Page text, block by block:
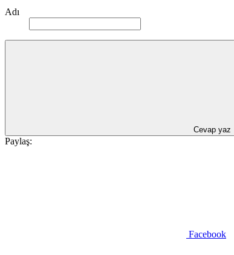
Adı
Cevap yaz
Paylaş:
Facebook